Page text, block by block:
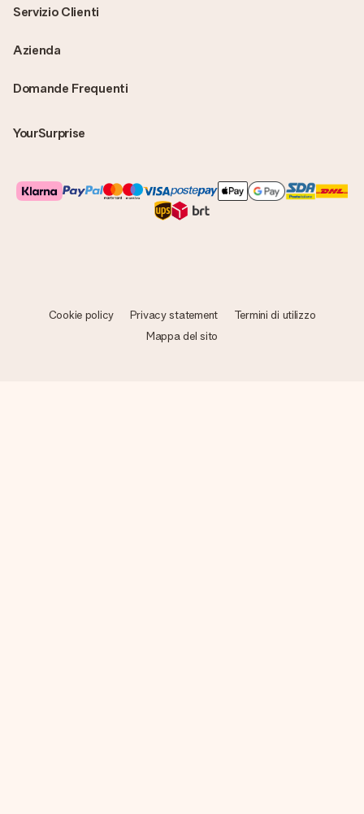
Domande Frequenti
YourSurprise
Servizio Clienti
Azienda
Cookie policy Privacy statement
Termini di utilizzo
Mappa del sito